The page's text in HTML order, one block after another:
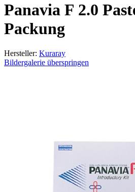
Panavia F 2.0
Packung
Hersteller: Kuraray
Bildergalerie überspringen